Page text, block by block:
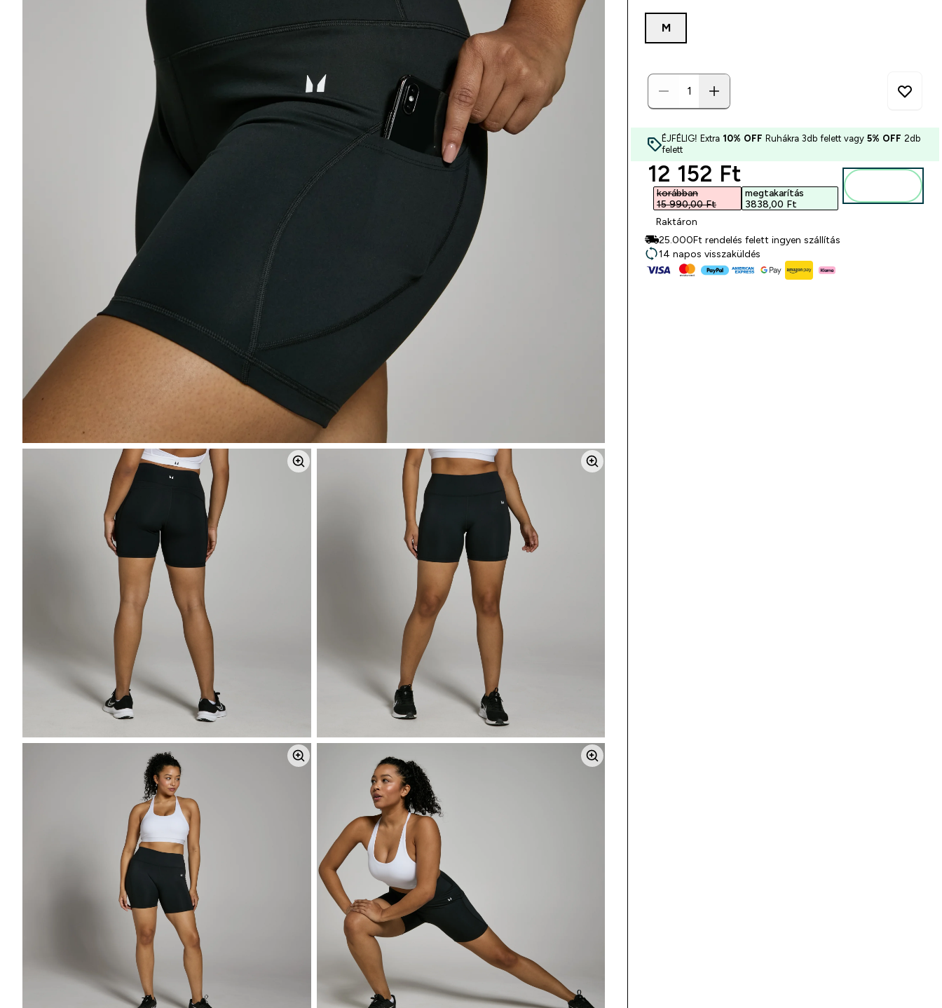
M
ÉJFÉLIG! Extra 10% OFF Ruhákra 3db felett vagy 5% OFF 2db
felett
discounted price
12 152 Ft‎
korábban
15 990,00 Ft‎
megtakarítás
3838,00 Ft‎
Raktáron
25.000Ft rendelés felett ingyen szállítás
14 napos visszaküldés